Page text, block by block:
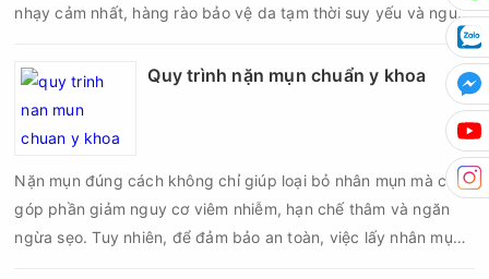
nhạy cảm nhất, hàng rào bảo vệ da tạm thời suy yếu và nguy
cơ viêm nhiễm, thâm sau mụn hoặc hình thành sẹo sẽ tăng lên
nếu chăm sóc không đúng cách. Chính vì vậy, việc chăm sóc
da sau nặn mụn không chỉ giúp vùng da hồi phục nhanh hơn
mà còn góp phần giảm nguy cơ tái phát mụn và hạn chế các
Quy trình nặn mụn chuẩn y khoa
Nặn mụn đúng cách không chỉ giúp loại bỏ nhân mụn mà còn
góp phần giảm nguy cơ viêm nhiễm, hạn chế thâm và ngăn
ngừa sẹo. Tuy nhiên, để đảm bảo an toàn, việc lấy nhân mụn